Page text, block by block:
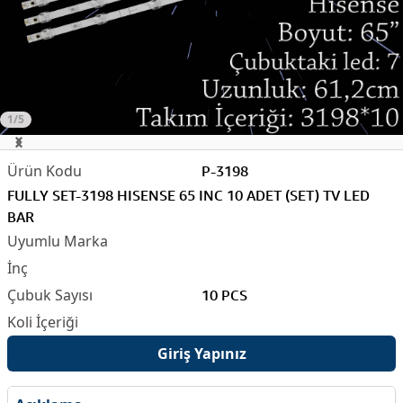
1/5
P-3198
FULLY SET-3198 HISENSE 65 INC 10 ADET (SET) TV LED
BAR
10 PCS
Giriş Yapınız